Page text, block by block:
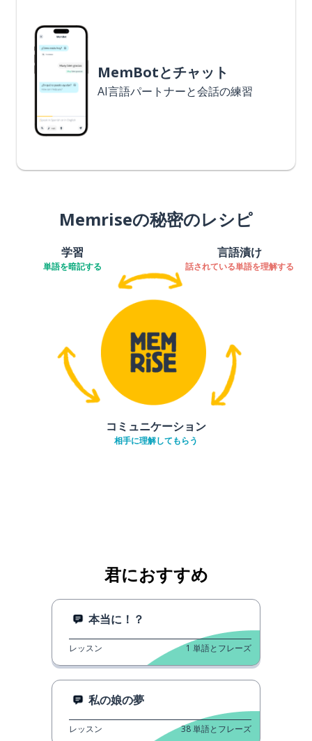
MemBotとチャット
AI言語パートナーと会話の練習
Memriseの秘密のレシピ
学習
単語を暗記する
言語漬け
話されている単語を理解する
コミュニケーション
相手に理解してもらう
君におすすめ
本当に！？
レッスン 1 単語とフレーズ
私の娘の夢
レッスン 38単語とフレーズ